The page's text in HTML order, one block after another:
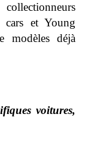
cars et Young
modèles déjà
voitures,